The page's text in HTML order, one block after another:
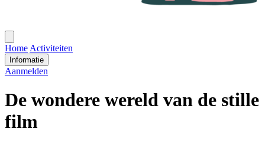
menu
Home Activiteiten
Informatie
Aanmelden
De wondere wereld van de stille
film